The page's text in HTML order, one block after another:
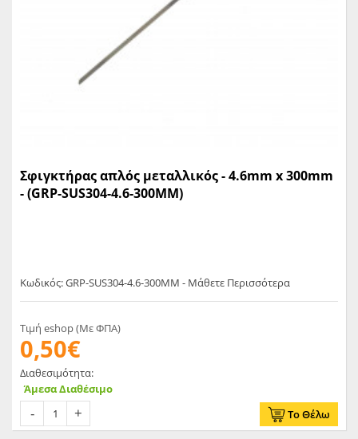
Σφιγκτήρας απλός μεταλλικός - 4.6mm x 300mm
- (GRP-SUS304-4.6-300ΜΜ)
Κωδικός: GRP-SUS304-4.6-300ΜΜ - Μάθετε Περισσότερα
Τιμή eshop (Με ΦΠΑ)
0,50€
Διαθεσιμότητα:
Άμεσα Διαθέσιμο
Το Θέλω